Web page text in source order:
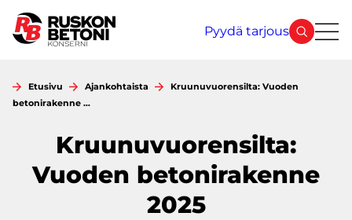
sisältöön
Pyydä tarjous
Etusivu Ajankohtaista
Kruunuvuorensilta: Vuoden
betonirakenne …
Kruunuvuorensilta:
Vuoden betonirakenne
2025